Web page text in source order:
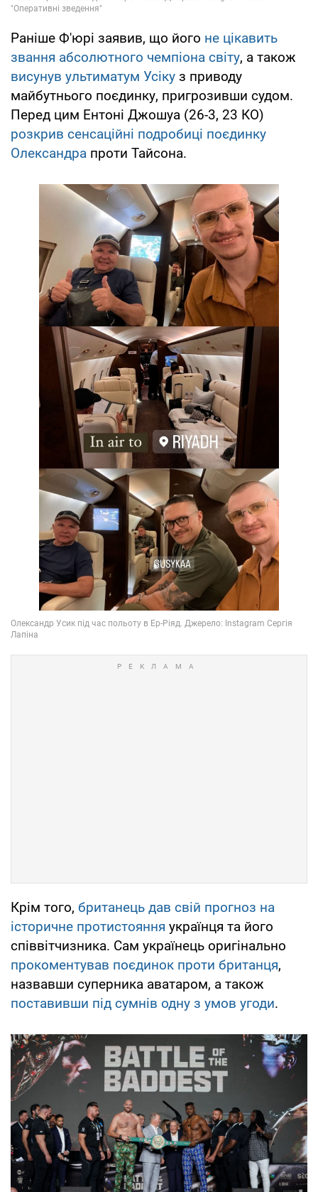
Раніше Ф'юрі заявив, що його не цікавить
звання абсолютного чемпіона світу, а також
висунув ультиматум Усіку з приводу
майбутнього поєдинку, пригрозивши судом.
Перед цим Ентоні Джошуа (26-3, 23 КО)
розкрив сенсаційні подробиці поєдинку
Олександра проти Тайсона.
Крім того, британець дав свій прогноз на
історичне протистояння українця та його
співвітчизника. Сам українець оригінально
прокоментував поєдинок проти британця,
назвавши суперника аватаром, а також
поставивши під сумнів одну з умов угоди.